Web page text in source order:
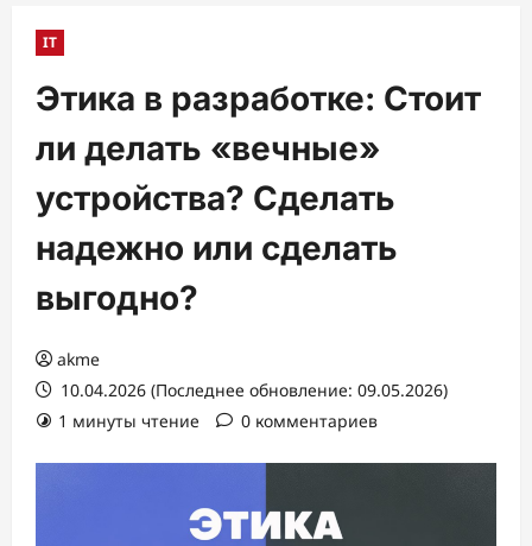
IT
Этика в разработке: Стоит
ли делать «вечные»
устройства? Сделать
надежно или сделать
выгодно?
akme
10.04.2026 (Последнее обновление: 09.05.2026)
1 минуты чтение
0 комментариев